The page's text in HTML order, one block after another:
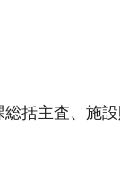
括主査、施